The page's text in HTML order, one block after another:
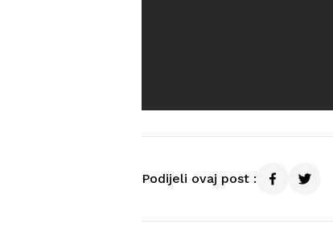
Podijeli ovaj post :